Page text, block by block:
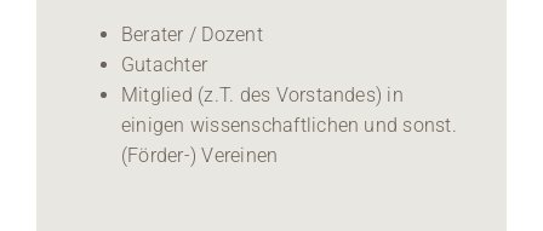
Berater / Dozent
Gutachter
Mitglied (z.T. des Vorstandes) in
einigen wissenschaftlichen und sonst.
(Förder-) Vereinen